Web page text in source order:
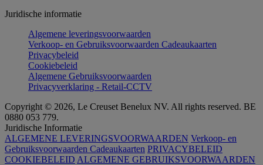
Juridische informatie
Algemene leveringsvoorwaarden
Verkoop- en Gebruiksvoorwaarden Cadeaukaarten
Privacybeleid
Cookiebeleid
Algemene Gebruiksvoorwaarden
Privacyverklaring - Retail-CCTV
Copyright © 2026, Le Creuset Benelux NV. All rights reserved. BE
0880 053 779.
Juridische Informatie
ALGEMENE LEVERINGSVOORWAARDEN Verkoop- en
Gebruiksvoorwaarden Cadeaukaarten PRIVACYBELEID
COOKIEBELEID ALGEMENE GEBRUIKSVOORWAARDEN